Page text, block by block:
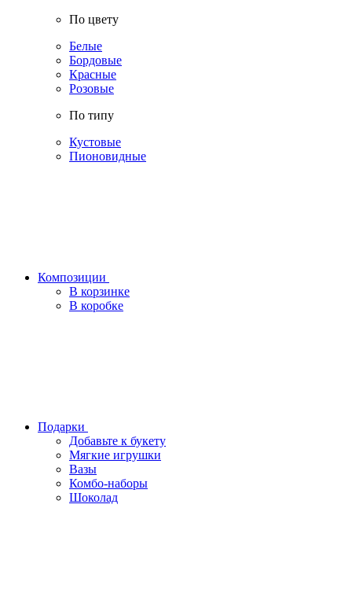
По цвету
Белые
Бордовые
Красные
Розовые
По типу
Кустовые
Пионовидные
Композиции
В корзинке
В коробке
Подарки
Добавьте к букету
Мягкие игрушки
Вазы
Комбо-наборы
Шоколад